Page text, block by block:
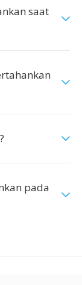
saat
pada